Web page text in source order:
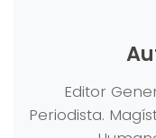
Editor
Periodista.